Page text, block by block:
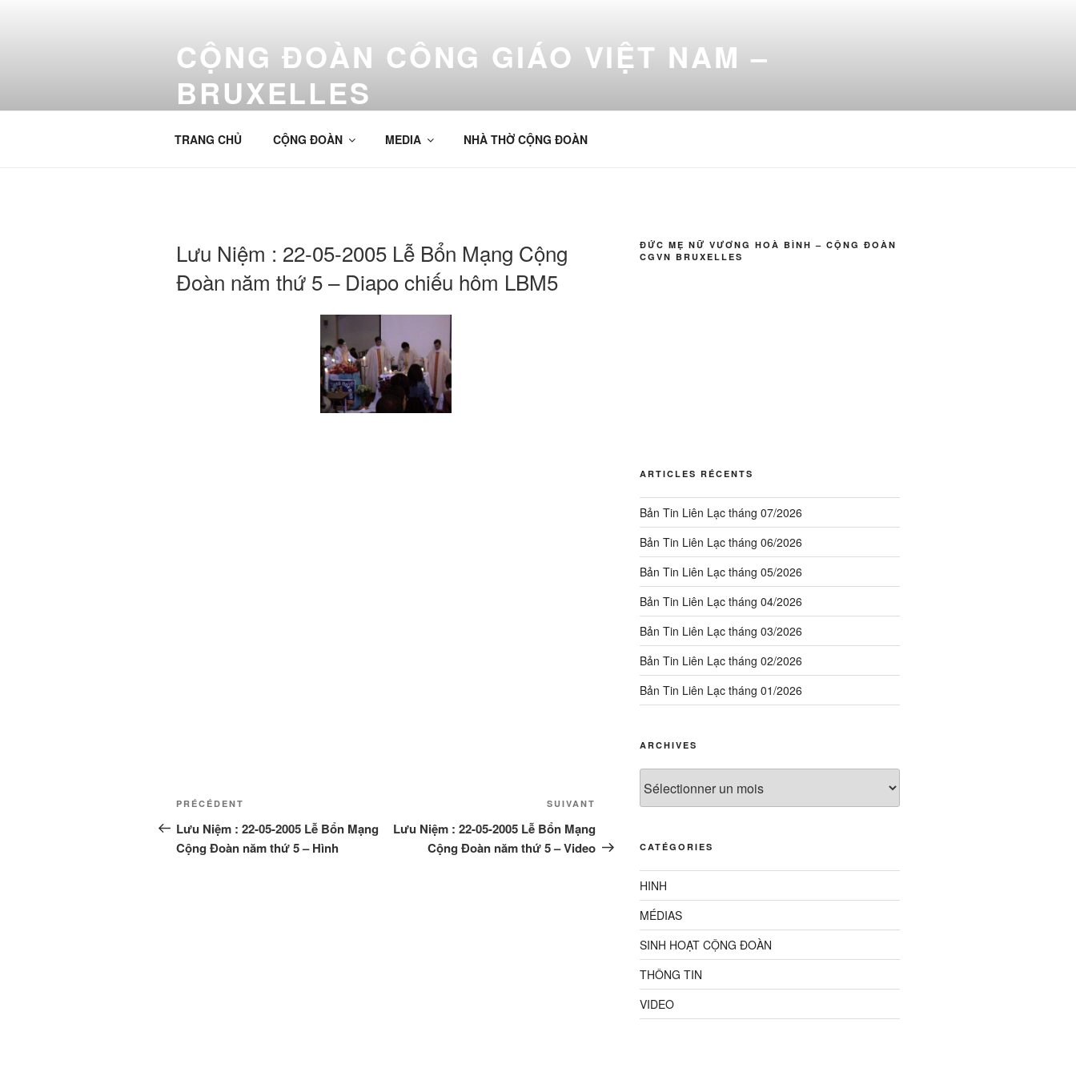
CỘNG ĐOÀN CÔNG GIÁO VIỆT NAM –
BRUXELLES
TRANG CHỦ CỘNG ĐOÀN MEDIA NHÀ THỜ CỘNG ĐOÀN
Lưu Niệm : 22-05-2005 Lễ Bổn Mạng Cộng
Đoàn năm thứ 5 – Diapo chiếu hôm LBM5
Navigation
de
l’article
Article
précédent
PRÉCÉDENT
Lưu Niệm : 22-05-2005 Lễ Bổn Mạng
Cộng Đoàn năm thứ 5 – Hình
SUIVANT
Lưu Niệm : 22-05-2005 Lễ Bổn Mạng
Cộng Đoàn năm thứ 5 – Video
ĐỨC MẸ NỮ VƯƠNG HOÀ BÌNH – CỘNG ĐOÀN
CGVN BRUXELLES
ARTICLES RÉCENTS
Bản Tin Liên Lạc tháng 07/2026
Bản Tin Liên Lạc tháng 06/2026
Bản Tin Liên Lạc tháng 05/2026
Bản Tin Liên Lạc tháng 04/2026
Bản Tin Liên Lạc tháng 03/2026
Bản Tin Liên Lạc tháng 02/2026
Bản Tin Liên Lạc tháng 01/2026
ARCHIVES
CATÉGORIES
HINH
MÉDIAS
SINH HOẠT CỘNG ĐOÀN
THÔNG TIN
VIDEO